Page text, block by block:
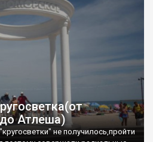
Атлеша)
не получилось,пройти